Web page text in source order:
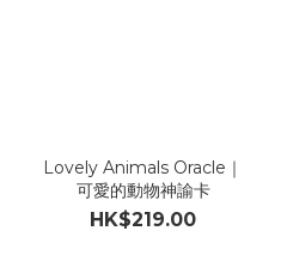
Lovely Animals Oracle｜
可愛的動物神諭卡
HK$219.00